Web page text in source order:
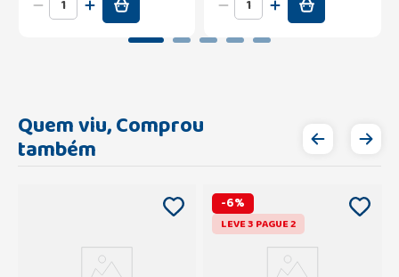
Quem viu, Comprou
também
-6%
LEVE 3 PAGUE 2